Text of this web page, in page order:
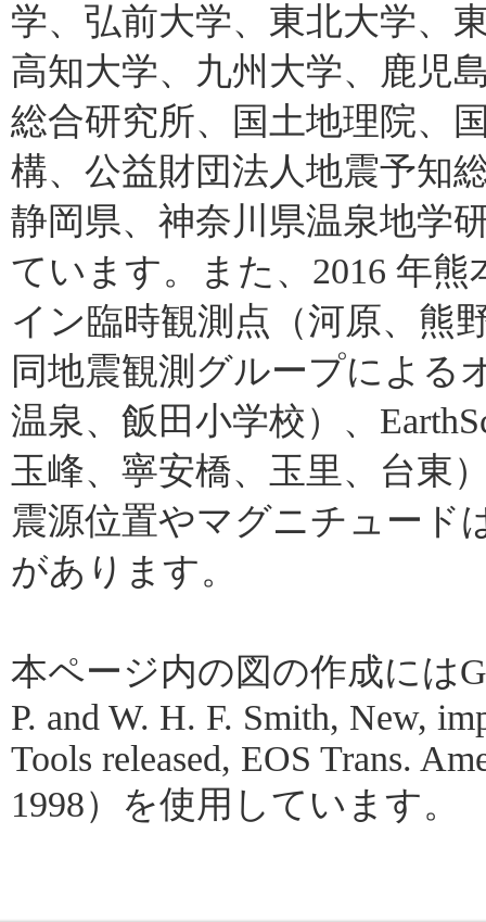
学、弘前大学、東北大学、
高知大学、九州大学、鹿児
総合研究所、国土地理院、
構、公益財団法人地震予知
静岡県、神奈川県温泉地学
ています。また、2016 年
イン臨時観測点（河原、熊
同地震観測グループによる
温泉、飯田小学校）、
玉峰、寧安橋、玉里、台東
震源位置やマグニチュード
があります。
本ページ内の図の作成には
P. and W. H. F. Smith, New,
Tools released, EOS Trans.
1998）を使用しています。